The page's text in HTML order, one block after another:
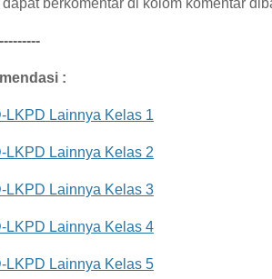
berkomentar di kolom komentar
:
LKPD Lainnya Kelas 1
LKPD Lainnya Kelas 2
LKPD Lainnya Kelas 3
LKPD Lainnya Kelas 4
LKPD Lainnya Kelas 5